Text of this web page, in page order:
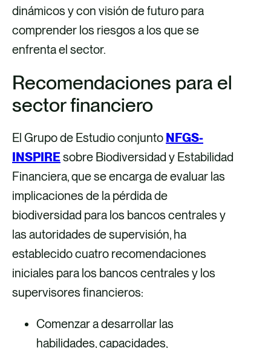
dinámicos y con visión de futuro para
comprender los riesgos a los que se
enfrenta el sector.
Recomendaciones para el
sector financiero
El Grupo de Estudio conjunto NFGS-
INSPIREsobre Biodiversidad y Estabilidad
Financiera, que se encarga de evaluar las
implicaciones de la pérdida de
biodiversidad para los bancos centrales y
las autoridades de supervisión, ha
establecido cuatro recomendaciones
iniciales para los bancos centrales y los
supervisores financieros:
Comenzar a desarrollar las
habilidades, capacidades,